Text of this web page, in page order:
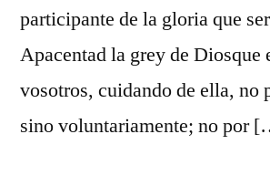
participante de la gloria que
Apacentad la grey de Diosque
vosotros, cuidando de ella, no
sino voluntariamente; no por